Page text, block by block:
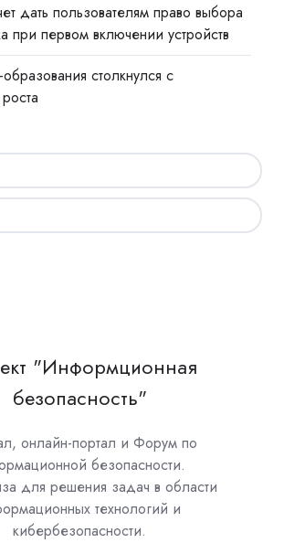
дать пользователям право выбора
первом включении устройств
столкнулся с
"Информционная
безопасность"
онлайн-портал и Форум по
безопасности.
для решения задач в области
технологий и
кибербезопасности.